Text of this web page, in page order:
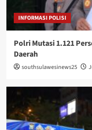
INFORMASI POLISI
Polri Mutasi 1.121
Daerah
southsulawesinews25